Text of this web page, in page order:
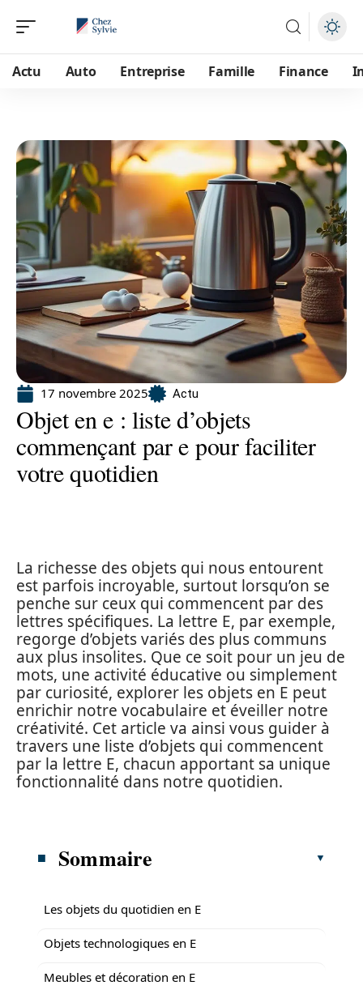
Actu Auto Entreprise Famille Finance
17 novembre 2025 Actu
Objet en e : liste d’objets
commençant par e pour faciliter
votre quotidien
La richesse des objets qui nous entourent
est parfois incroyable, surtout lorsqu’on se
penche sur ceux qui commencent par des
lettres spécifiques. La lettre E, par exemple,
regorge d’objets variés des plus communs
aux plus insolites. Que ce soit pour un jeu de
mots, une activité éducative ou simplement
par curiosité, explorer les objets en E peut
enrichir notre vocabulaire et éveiller notre
créativité. Cet article va ainsi vous guider à
travers une liste d’objets qui commencent
par la lettre E, chacun apportant sa unique
fonctionnalité dans notre quotidien.
Sommaire
Les objets du quotidien en E
Objets technologiques en E
Meubles et décoration en E